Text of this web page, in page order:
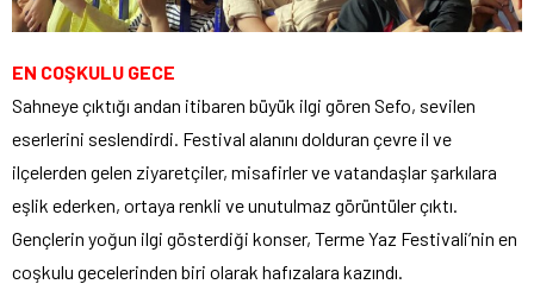
EN COŞKULU GECE
Sahneye çıktığı andan itibaren büyük ilgi gören Sefo, sevilen
eserlerini seslendirdi. Festival alanını dolduran çevre il ve
ilçelerden gelen ziyaretçiler, misafirler ve vatandaşlar şarkılara
eşlik ederken, ortaya renkli ve unutulmaz görüntüler çıktı.
Gençlerin yoğun ilgi gösterdiği konser, Terme Yaz Festivali’nin en
coşkulu gecelerinden biri olarak hafızalara kazındı.